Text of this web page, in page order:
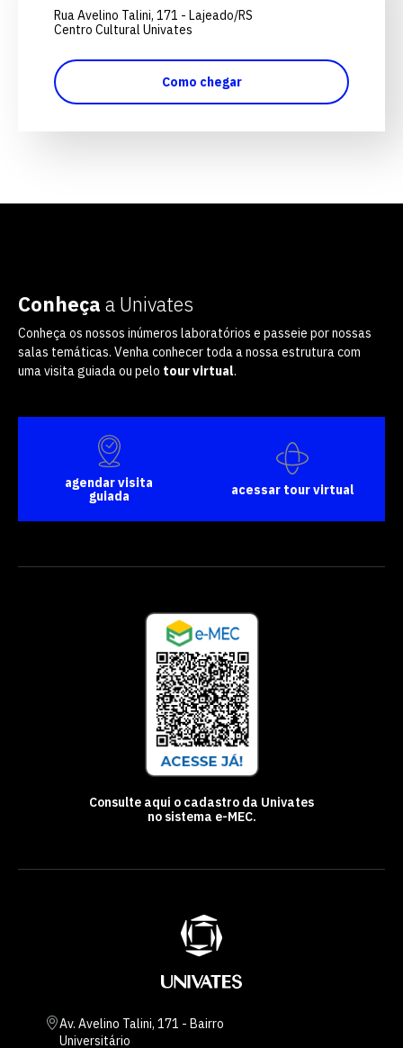
Rua Avelino Talini, 171 - Lajeado/RS
Centro Cultural Univates
Como chegar
Conheça a Univates
Conheça os nossos inúmeros laboratórios e passeie por nossas
salas temáticas. Venha conhecer toda a nossa estrutura com
uma visita guiada ou pelo tour virtual.
agendar visita
guiada
acessar tour virtual
Consulte aqui o cadastro da Univates
no sistema e-MEC.
Av. Avelino Talini, 171 - Bairro
Universitário